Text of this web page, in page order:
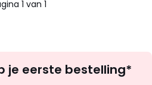
1 van 1
zoek
je eerste bestelling*